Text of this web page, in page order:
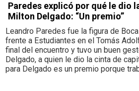
Paredes explicó por qué le dio
Milton Delgado: “Un premio”
Leandro Paredes fue la figura de
frente a Estudiantes en el Tomás
final del encuentro y tuvo un buen
Delgado, a quien le dio la cinta de
para Delgado es un premio porque